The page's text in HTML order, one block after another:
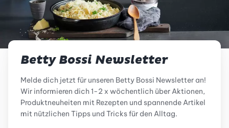
Betty Bossi Newsletter
Melde dich jetzt für unseren Betty Bossi Newsletter an!
Wir informieren dich 1-2 x wöchentlich über Aktionen,
Produktneuheiten mit Rezepten und spannende Artikel
mit nützlichen Tipps und Tricks für den Alltag.